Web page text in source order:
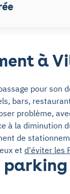
à
pour son
bars,
problème,
à la diminution
de
et d'éviter les